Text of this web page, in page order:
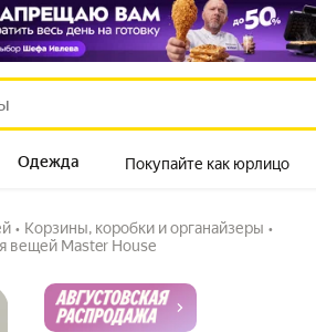
Одежда Покупайте как юрлицо
• Корзины, коробки и органайзеры •
вещей Master House
Описание
House Листья